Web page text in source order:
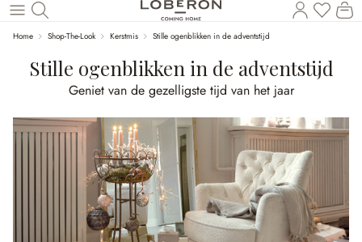
Naar de hoofdinhoud
U
Home Shop-The-Look Kerstmis Stille ogenblikken in de adventstijd
Stille ogenblikken in de adventstijd
Geniet van de gezelligste tijd van het jaar